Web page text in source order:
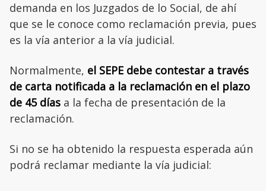
demanda en los Juzgados de lo Social, de ahí
que se le conoce como reclamación previa, pues
es la vía anterior a la vía judicial.
Normalmente, el SEPE debe contestar a través
de carta notificada a la reclamación en el plazo
de 45 días a la fecha de presentación de la
reclamación.
Si no se ha obtenido la respuesta esperada aún
podrá reclamar mediante la vía judicial: